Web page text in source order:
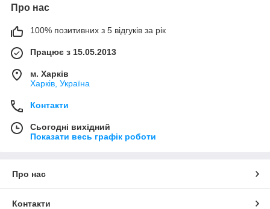
Про нас
100% позитивних з 5 відгуків за рік
Працює з 15.05.2013
м. Харків
Харків, Україна
Контакти
Сьогодні вихідний
Показати весь графік роботи
Про нас
Контакти